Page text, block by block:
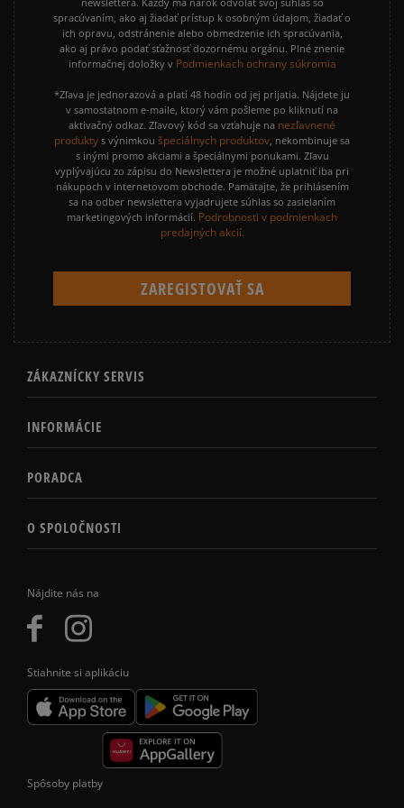
Nájdite nás na
Stiahnite si aplikáciu
spracúvaním, ako aj žiadať prístup k osobným údajom, žiadať o
ich opravu, odstránenie alebo obmedzenie ich spracúvania,
ako aj právo podať sťažnosť dozornému orgánu. Plné znenie
informačnej doložky v Podmienkach ochrany súkromia
*Zľava je jednorazová a platí 48 hodín od jej prijatia. Nájdete ju
v samostatnom e-maile, ktorý vám pošleme po kliknutí na
aktivačný odkaz. Zľavový kód sa vzťahuje na nezľavnené
produkty s výnimkou špeciálnych produktov, nekombinuje sa
s inými promo akciami a špeciálnymi ponukami. Zľavu
vyplývajúcu zo zápisu do Newslettera je možné uplatniť iba pri
nákupoch v internetovom obchode. Pamätajte, že prihlásením
sa na odber newslettera vyjadrujete súhlas so zasielaním
marketingových informácií. Podrobnosti v podmienkach
predajných akcií.
ZÁKAZNÍCKY SERVIS
INFORMÁCIE
PORADCA
O SPOLOČNOSTI
Spôsoby platby